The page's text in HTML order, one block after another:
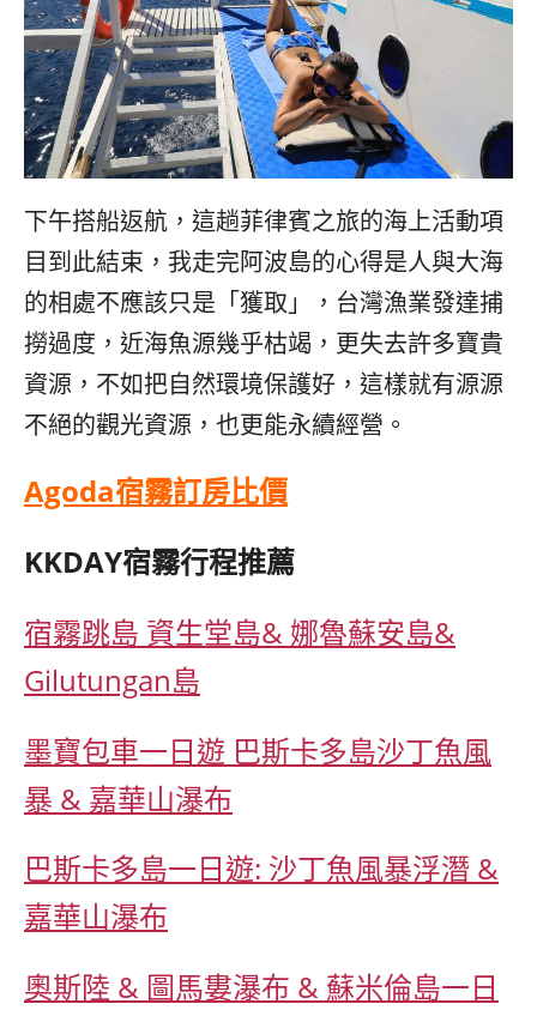
下午搭船返航，這趟菲律賓之旅的海上活動項
目到此結束，我走完阿波島的心得是人與大海
的相處不應該只是「獲取」，台灣漁業發達捕
撈過度，近海魚源幾乎枯竭，更失去許多寶貴
資源，不如把自然環境保護好，這樣就有源源
不絕的觀光資源，也更能永續經營。
Agoda宿霧訂房比價
KKDAY宿霧行程推薦
宿霧跳島 資生堂島& 娜魯蘇安島&
Gilutungan島
墨寶包車一日遊 巴斯卡多島沙丁魚風
暴 & 嘉華山瀑布
巴斯卡多島一日遊: 沙丁魚風暴浮潛 &
嘉華山瀑布
奧斯陸 & 圖馬婁瀑布 & 蘇米倫島一日